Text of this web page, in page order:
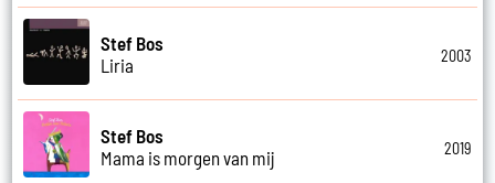
Stef Bos
Liria
2003
Stef Bos
Mama is morgen van mij
2019